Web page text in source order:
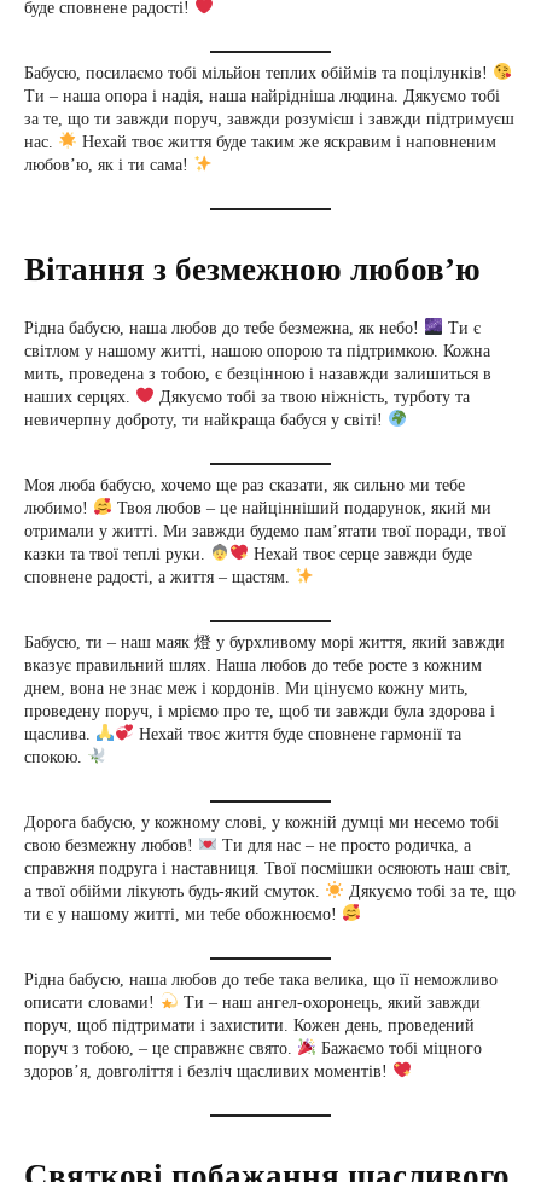
буде сповнене радості!
Бабусю, посилаємо тобі мільйон теплих обіймів та поцілунків!
Ти – наша опора і надія, наша найрідніша людина. Дякуємо тобі
за те, що ти завжди поруч, завжди розумієш і завжди підтримуєш
нас.
Нехай твоє життя буде таким же яскравим і наповненим
любов’ю, як і ти сама!
Вітання з безмежною любов’ю
Рідна бабусю, наша любов до тебе безмежна, як небо!
Ти є
світлом у нашому житті, нашою опорою та підтримкою. Кожна
мить, проведена з тобою, є безцінною і назавжди залишиться в
наших серцях.
Дякуємо тобі за твою ніжність, турботу та
невичерпну доброту, ти найкраща бабуся у світі!
Моя люба бабусю, хочемо ще раз сказати, як сильно ми тебе
любимо!
Твоя любов – це найцінніший подарунок, який ми
отримали у житті. Ми завжди будемо пам’ятати твої поради, твої
казки та твої теплі руки.
Нехай твоє серце завжди буде
сповнене радості, а життя – щастям.
Бабусю, ти – наш маяк 燈 у бурхливому морі життя, який завжди
вказує правильний шлях. Наша любов до тебе росте з кожним
днем, вона не знає меж і кордонів. Ми цінуємо кожну мить,
проведену поруч, і мріємо про те, щоб ти завжди була здорова і
щаслива.
Нехай твоє життя буде сповнене гармонії та
спокою.
Дорога бабусю, у кожному слові, у кожній думці ми несемо тобі
свою безмежну любов!
Ти для нас – не просто родичка, а
справжня подруга і наставниця. Твої посмішки осяюють наш світ,
а твої обійми лікують будь-який смуток.
Дякуємо тобі за те, що
ти є у нашому житті, ми тебе обожнюємо!
Рідна бабусю, наша любов до тебе така велика, що її неможливо
описати словами!
Ти – наш ангел-охоронець, який завжди
поруч, щоб підтримати і захистити. Кожен день, проведений
поруч з тобою, – це справжнє свято.
Бажаємо тобі міцного
здоров’я, довголіття і безліч щасливих моментів!